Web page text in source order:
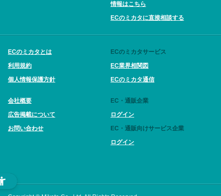
情報はこちら
ECのミカタに直接相談する
ECのミカタとは
利用規約
個人情報保護方針
会社概要
広告掲載について
お問い合わせ
ECのミカタサービス
EC業界相関図
ECのミカタ通信
EC・通販企業
ログイン
EC・通販向けサービス企業
ログイン